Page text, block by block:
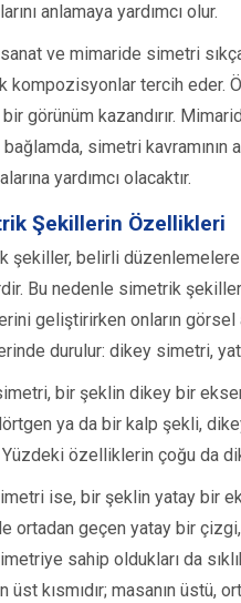
anlamaya yardımcı olur.
sanat ve mimaride simetri
kompozisyonlar tercih eder.
görünüm kazandırır.
bağlamda, simetri
yardımcı olacaktır.
Şekillerin Özellikleri
şekiller, belirli
Bu nedenle simetrik
geliştirirken onların görsel
durulur: dikey simetri,
bir şeklin dikey bir
ya da bir kalp şekli,
Yüzdeki özelliklerin çoğu da
ise, bir şeklin yatay bir
ortadan geçen yatay bir
sahip oldukları da
üst kısmıdır; masanın